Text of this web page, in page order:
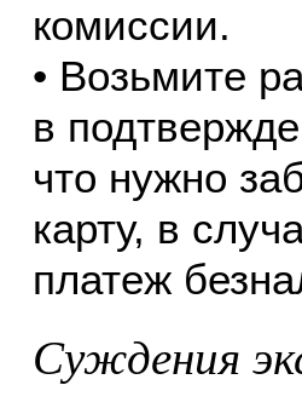
комиссии.
• Возьмите
в
что нужно
карту, в
платеж
Суждения